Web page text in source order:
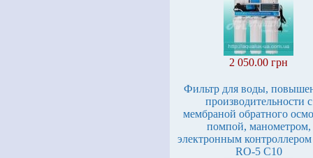
2 050.00 грн
Фильтр для воды,
производительности с
мембраной обратного
помпой, манометром,
электронным
RO-5 C10